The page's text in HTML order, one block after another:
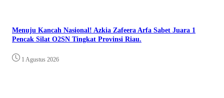
Menuju Kancah Nasional! Azkia Zafeera Arfa Sabet Juara 1
Pencak Silat O2SN Tingkat Provinsi Riau.
1 Agustus 2026